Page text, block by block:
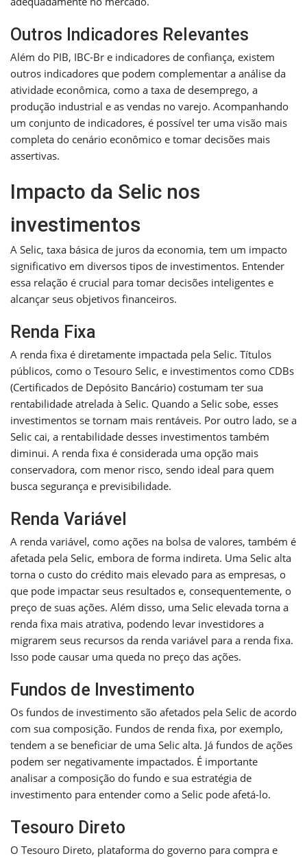
Outros Indicadores Relevantes
Além do PIB, IBC-Br e indicadores de confiança, existem
outros indicadores que podem complementar a análise da
atividade econômica, como a taxa de desemprego, a
produção industrial e as vendas no varejo. Acompanhando
um conjunto de indicadores, é possível ter uma visão mais
completa do cenário econômico e tomar decisões mais
assertivas.
Impacto da Selic nos
investimentos
A Selic, taxa básica de juros da economia, tem um impacto
significativo em diversos tipos de investimentos. Entender
essa relação é crucial para tomar decisões inteligentes e
alcançar seus objetivos financeiros.
Renda Fixa
A renda fixa é diretamente impactada pela Selic. Títulos
públicos, como o Tesouro Selic, e investimentos como CDBs
(Certificados de Depósito Bancário) costumam ter sua
rentabilidade atrelada à Selic. Quando a Selic sobe, esses
investimentos se tornam mais rentáveis. Por outro lado, se a
Selic cai, a rentabilidade desses investimentos também
diminui. A renda fixa é considerada uma opção mais
conservadora, com menor risco, sendo ideal para quem
busca segurança e previsibilidade.
Renda Variável
A renda variável, como ações na bolsa de valores, também é
afetada pela Selic, embora de forma indireta. Uma Selic alta
torna o custo do crédito mais elevado para as empresas, o
que pode impactar seus resultados e, consequentemente, o
preço de suas ações. Além disso, uma Selic elevada torna a
renda fixa mais atrativa, podendo levar investidores a
migrarem seus recursos da renda variável para a renda fixa.
Isso pode causar uma queda no preço das ações.
Fundos de Investimento
Os fundos de investimento são afetados pela Selic de acordo
com sua composição. Fundos de renda fixa, por exemplo,
tendem a se beneficiar de uma Selic alta. Já fundos de ações
podem ser negativamente impactados. É importante
analisar a composição do fundo e sua estratégia de
investimento para entender como a Selic pode afetá-lo.
Tesouro Direto
O Tesouro Direto, plataforma do governo para compra e